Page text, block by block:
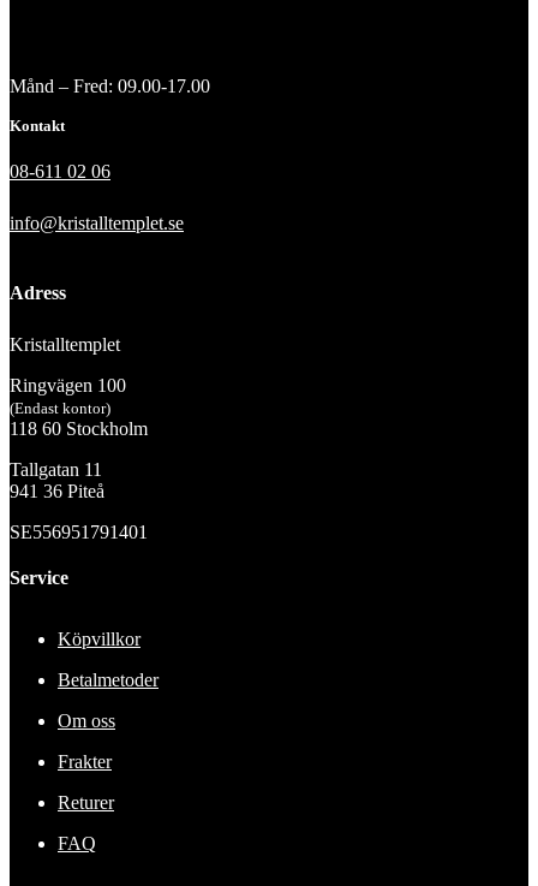
Månd – Fred: 09.00-17.00
Kontakt
08-611 02 06
info@kristalltemplet.se
Adress
Kristalltemplet
Ringvägen 100
(Endast kontor)
118 60 Stockholm
Tallgatan 11
941 36 Piteå
SE556951791401
Service
Köpvillkor
Betalmetoder
Om oss
Frakter
Returer
FAQ